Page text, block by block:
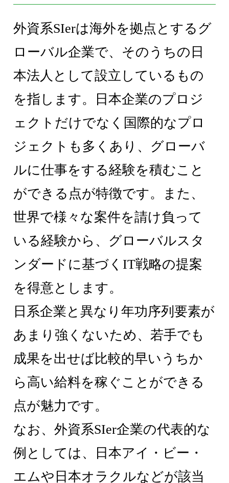
外資系SIerは海外を拠点とするグ
ローバル企業で、そのうちの日
本法人として設立しているもの
を指します。日本企業のプロジ
ェクトだけでなく国際的なプロ
ジェクトも多くあり、グローバ
ルに仕事をする経験を積むこと
ができる点が特徴です。また、
世界で様々な案件を請け負って
いる経験から、グローバルスタ
ンダードに基づくIT戦略の提案
を得意とします。
日系企業と異なり年功序列要素が
あまり強くないため、若手でも
成果を出せば比較的早いうちか
ら高い給料を稼ぐことができる
点が魅力です。
なお、外資系SIer企業の代表的な
例としては、日本アイ・ビー・
エムや日本オラクルなどが該当